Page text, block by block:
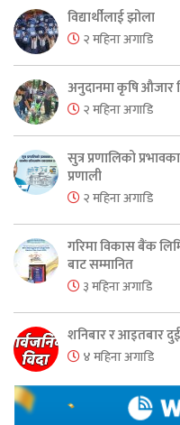
विद्यार्थीलाई झोला
२ महिना अगाडि
अनुदानमा कृषि औजार
२ महिना अगाडि
सुत्र प्रणालिको
प्रणाली
२ महिना अगाडि
गरिमा विकास बैंक
बाट सम्मानित
३ महिना अगाडि
शनिबार र आइतबार
४ महिना अगाडि